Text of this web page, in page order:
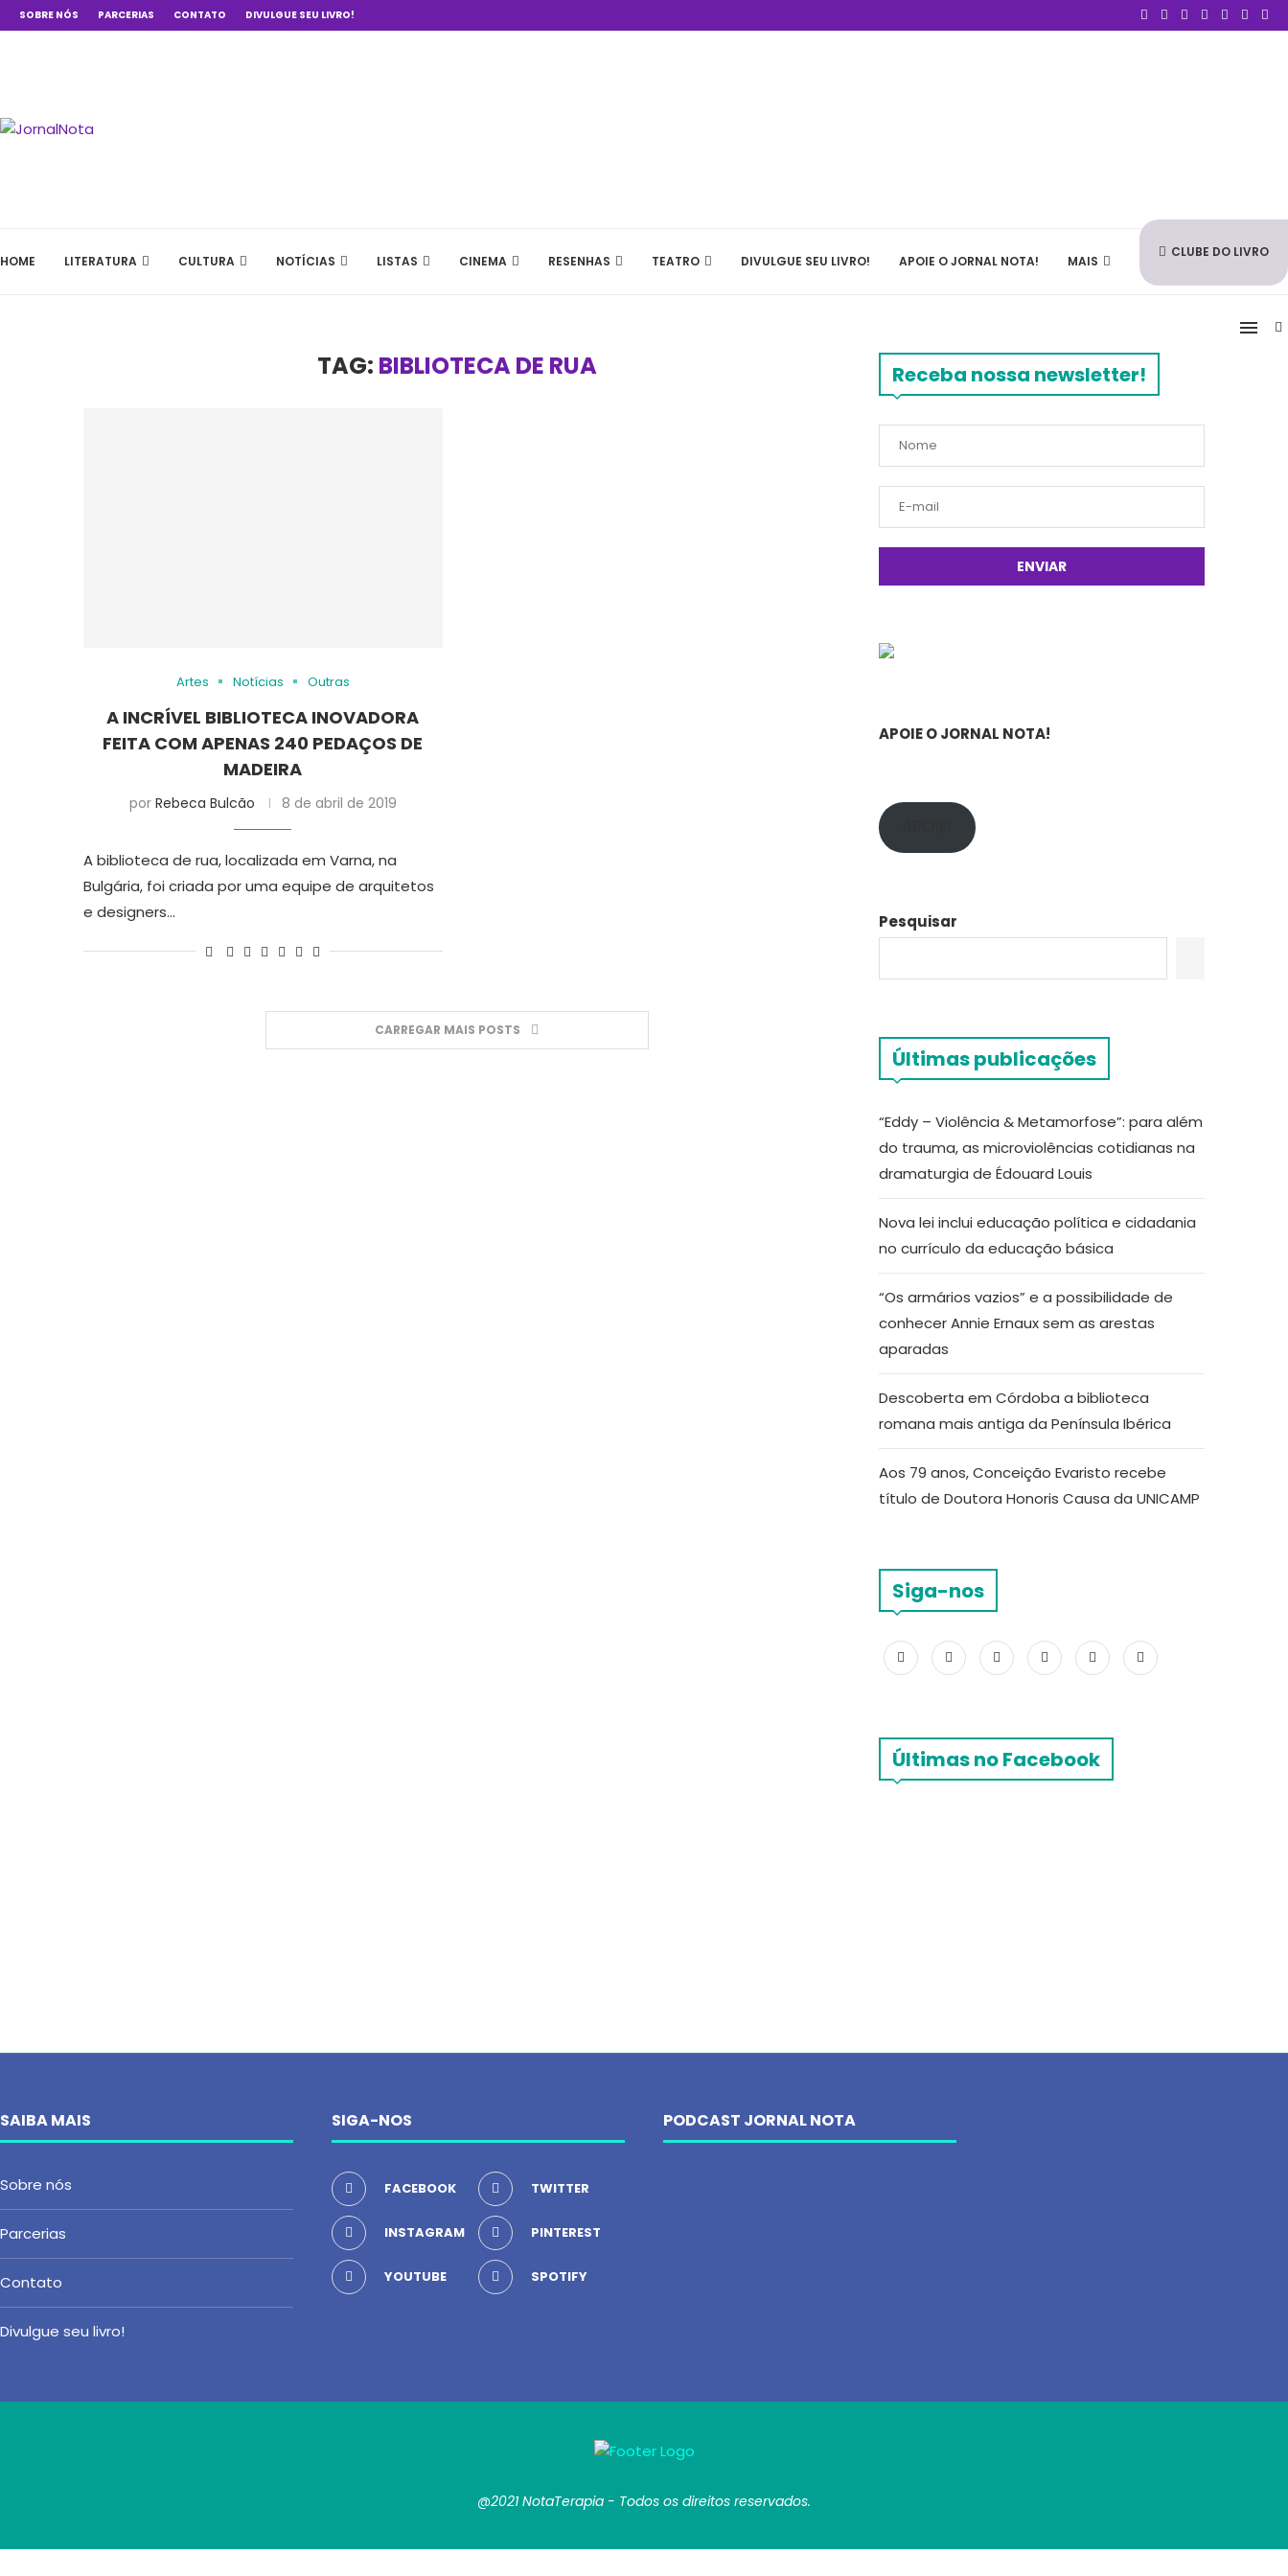
SOBRE NÓS PARCERIAS CONTATO DIVULGUE SEU LIVRO!
HOME LITERATURA CULTURA NOTÍCIAS LISTAS CINEMA RESENHAS TEATRO DIVULGUE SEU LIVRO! APOIE O JORNAL NOTA! MAIS
CLUBE DO LIVRO
TAG: BIBLIOTECA DE RUA
Artes Notícias Outras
A INCRÍVEL BIBLIOTECA INOVADORA
FEITA COM APENAS 240 PEDAÇOS DE
MADEIRA
por Rebeca Bulcão 8 de abril de 2019
A biblioteca de rua, localizada em Varna, na
Bulgária, foi criada por uma equipe de arquitetos
e designers…
CARREGAR MAIS POSTS
Receba nossa newsletter!
APOIE O JORNAL NOTA!
Pesquisar
Últimas publicações
“Eddy – Violência & Metamorfose”: para além
do trauma, as microviolências cotidianas na
dramaturgia de Édouard Louis
Nova lei inclui educação política e cidadania
no currículo da educação básica
“Os armários vazios” e a possibilidade de
conhecer Annie Ernaux sem as arestas
aparadas
Descoberta em Córdoba a biblioteca
romana mais antiga da Península Ibérica
Aos 79 anos, Conceição Evaristo recebe
título de Doutora Honoris Causa da UNICAMP
Siga-nos
Últimas no Facebook
SAIBA MAIS
Sobre nós
Parcerias
Contato
Divulgue seu livro!
SIGA-NOS
FACEBOOK TWITTER
INSTAGRAM PINTEREST
YOUTUBE SPOTIFY
PODCAST JORNAL NOTA
@2021 NotaTerapia - Todos os direitos reservados.